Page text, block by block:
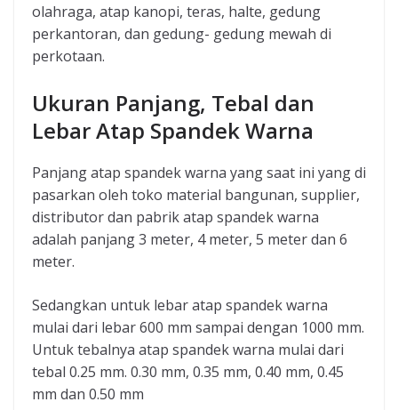
olahraga, atap kanopi, teras, halte, gedung
perkantoran, dan gedung- gedung mewah di
perkotaan.
Ukuran Panjang, Tebal dan
Lebar Atap Spandek Warna
Panjang atap spandek warna yang saat ini yang di
pasarkan oleh toko material bangunan, supplier,
distributor dan pabrik atap spandek warna
adalah panjang 3 meter, 4 meter, 5 meter dan 6
meter.
Sedangkan untuk lebar atap spandek warna
mulai dari lebar 600 mm sampai dengan 1000 mm.
Untuk tebalnya atap spandek warna mulai dari
tebal 0.25 mm. 0.30 mm, 0.35 mm, 0.40 mm, 0.45
mm dan 0.50 mm